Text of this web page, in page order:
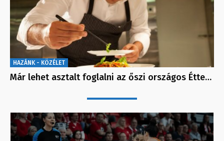
HAZÁNK - KÖZÉLET
Már lehet asztalt foglalni az őszi országos Étte…